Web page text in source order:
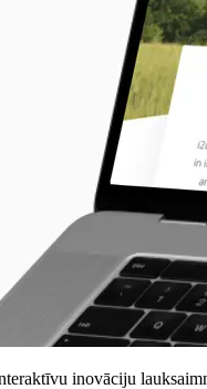
inovāciju